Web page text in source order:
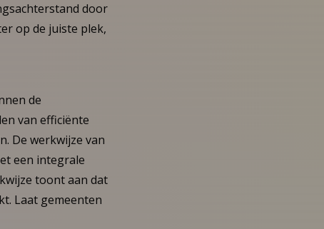
door
op de juiste plek,
de
van efficiënte
De werkwijze van
een integrale
toont aan dat
Laat gemeenten